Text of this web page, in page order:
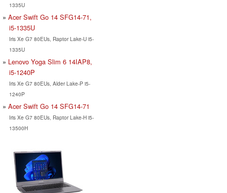
1335U
Acer Swift Go 14 SFG14-71,
i5-1335U
Iris Xe G7 80EUs, Raptor Lake-U i5-
1335U
Lenovo Yoga Slim 6 14IAP8,
i5-1240P
Iris Xe G7 80EUs, Alder Lake-P i5-
1240P
Acer Swift Go 14 SFG14-71
Iris Xe G7 80EUs, Raptor Lake-H i5-
13500H